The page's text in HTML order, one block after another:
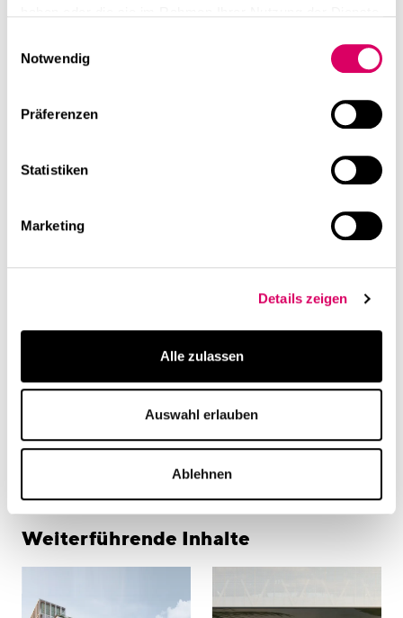
Notwendig
Präferenzen
Statistiken
Marketing
Details zeigen
Alle zulassen
Auswahl erlauben
Ablehnen
Weiterführende Inhalte